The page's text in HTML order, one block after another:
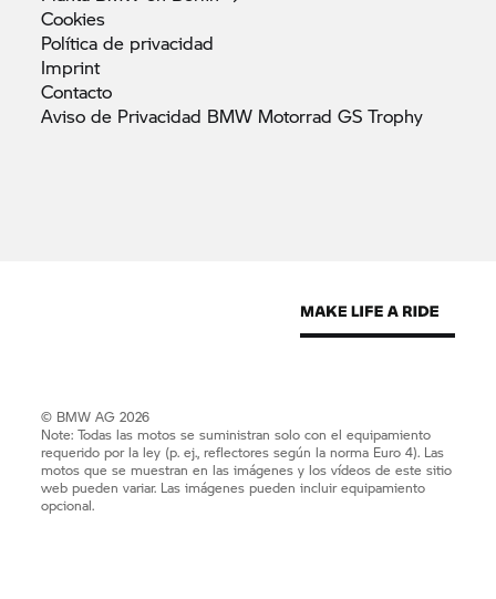
Cookies
Política de privacidad
Imprint
Contacto
Aviso de Privacidad BMW Motorrad GSTrophy
© BMW AG 2026
Note: Todas las motos se suministran solo con el equipamiento
requerido por la ley (p. ej., reflectores según la norma Euro 4). Las
motos que se muestran en las imágenes y los vídeos de este sitio
web pueden variar. Las imágenes pueden incluir equipamiento
opcional.